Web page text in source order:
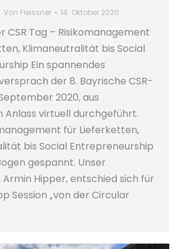
Von Fleissner 14. Oktober 2020
CSR Tag – Risikomanagement
Klimaneutralität bis Social
Ein spannendes
der 8. Bayrische CSR-
2020, aus
Anlass virtuell durchgeführt.
für Lieferketten,
bis Social Entrepreneurship
gespannt. Unser
Armin Hipper, entschied sich für
Session „von der Circular